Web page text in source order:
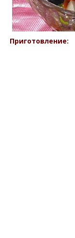
Приготовление: